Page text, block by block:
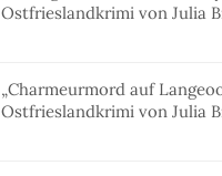
Ostfrieslandkrimi von Julia
„Charmeurmord auf
Ostfrieslandkrimi von Julia